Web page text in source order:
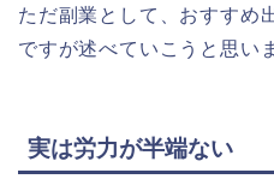
ただ副業として、おすすめ
ですが述べていこうと思い
実は労力が半端ない